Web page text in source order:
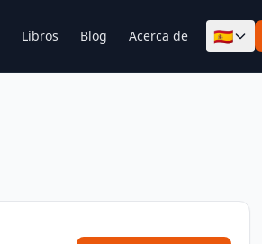
Libros Blog Acerca de 🇪🇸